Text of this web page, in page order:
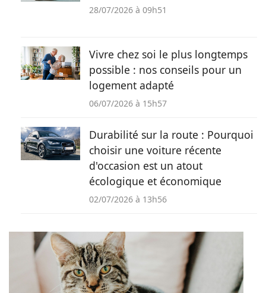
28/07/2026 à 09h51
Vivre chez soi le plus longtemps
possible : nos conseils pour un
logement adapté
06/07/2026 à 15h57
Durabilité sur la route : Pourquoi
choisir une voiture récente
d'occasion est un atout
écologique et économique
02/07/2026 à 13h56